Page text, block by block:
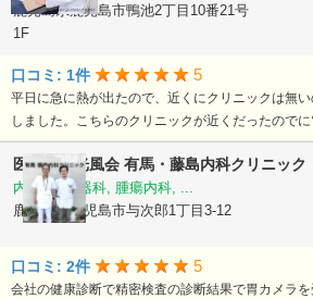
鹿児島県鹿児島市鴨池2丁目10番21号
1F
口コミ: 1件 5
平日に急に熱が出たので、近くにクリニックは無
しました。こちらのクリニックが近くだったのでに
医療法人光風会 有馬・藤島内科クリニック
内科, 消化器科, 腫瘍内科, ...
鹿児島県鹿児島市与次郎1丁目3-12
口コミ: 2件 5
会社の健康診断で精密検査の診断結果で胃カメラ